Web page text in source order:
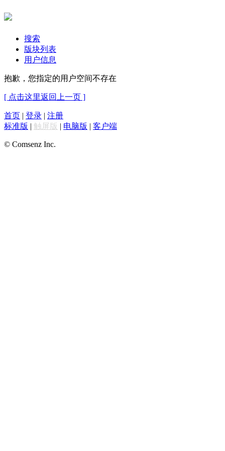
搜索
版块列表
用户信息
抱歉，您指定的用户空间不存在
[ 点击这里返回上一页 ]
首页 | 登录 | 注册
标准版 | 触屏版 | 电脑版 | 客户端
© Comsenz Inc.